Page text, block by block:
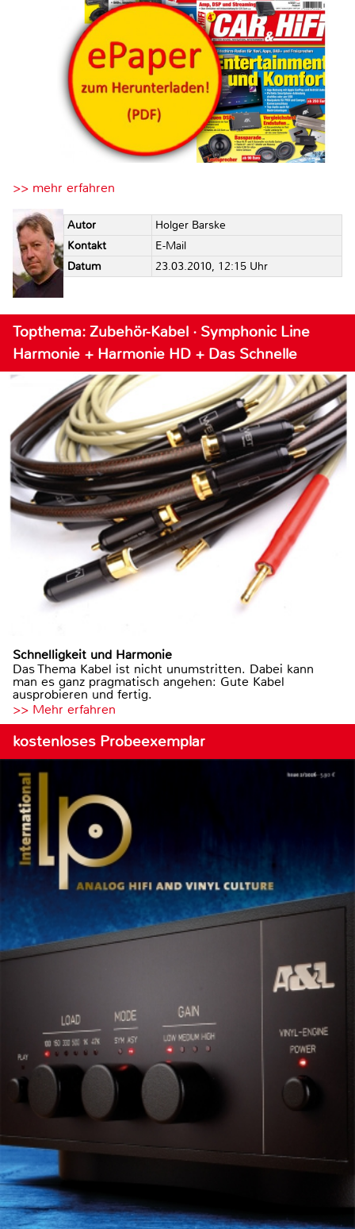
>> mehr erfahren
Autor
Holger Barske
Kontakt
E-Mail
Datum
23.03.2010, 12:15 Uhr
Topthema: Zubehör-Kabel · Symphonic Line
Harmonie + Harmonie HD + Das Schnelle
Schnelligkeit und Harmonie
Das Thema Kabel ist nicht unumstritten. Dabei kann
man es ganz pragmatisch angehen: Gute Kabel
ausprobieren und fertig.
>> Mehr erfahren
kostenloses Probeexemplar